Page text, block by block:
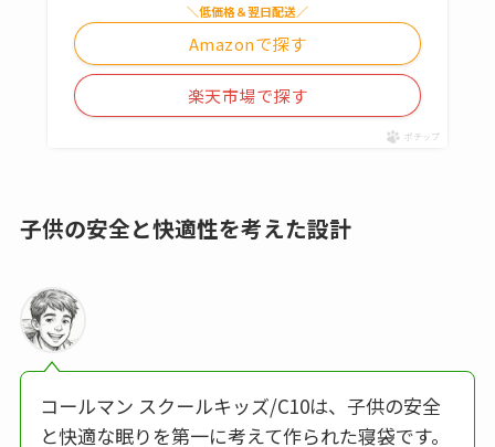
＼低価格＆翌日配送／
Amazonで探す
楽天市場で探す
ポチップ
子供の安全と快適性を考えた設計
コールマン スクールキッズ/C10は、子供の安全
と快適な眠りを第一に考えて作られた寝袋です。